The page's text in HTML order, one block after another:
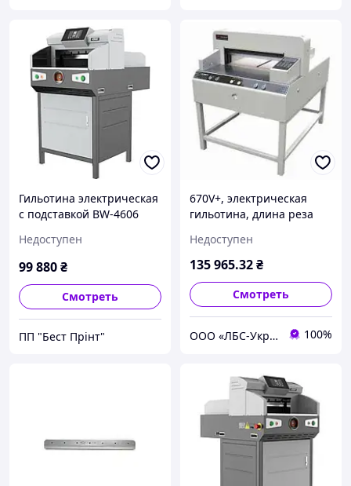
Гильотина электрическая
с подставкой BW-4606
Недоступен
99 880₴
Смотреть
ПП "Бест Прінт"
670V+, электрическая
гильотина, длина реза
80 мм, прижим
электрический.
Недоступен
135 965.32₴
Смотреть
ООО «ЛБС-Україна» 100%